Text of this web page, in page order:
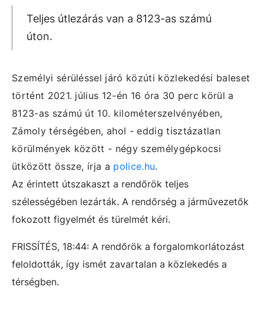
Teljes útlezárás van a 8123-as számú
úton.
Személyi sérüléssel járó közúti közlekedési baleset
történt 2021. július 12-én 16 óra 30 perc körül a
8123-as számú út 10. kilométerszelvényében,
Zámoly térségében, ahol - eddig tisztázatlan
körülmények között - négy személygépkocsi
ütközött össze, írja a police.hu.
Az érintett útszakaszt a rendőrök teljes
szélességében lezárták. A rendőrség a járművezetők
fokozott figyelmét és türelmét kéri.
FRISSÍTÉS, 18:44: A rendőrök a forgalomkorlátozást
feloldották, így ismét zavartalan a közlekedés a
térségben.